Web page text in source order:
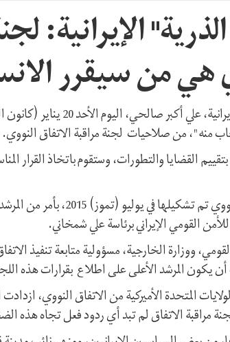
الإيرانية:
هي من سيقرر
قال رئيس منظمة الطاقة الذرية
منه"، من صلاحيات لجنة مراقبة الاتفاق النووي.
القضايا والتطورات، وستقوم باتخاذ القرار
يشار إلى أن لجنة مراقبة
القومي الإيراني برئاسة علي شمخاني.
ووزارة الخارجية، مسؤولية متابعة تنفيذ
أن يكون المرشد الأعلی علی اطلاع بقرارات هذه
المتحدة الأميرکیة من الاتفاق النووي،
مراقبة الاتفاق لم تبد أي ردود فعل تجاه هذه